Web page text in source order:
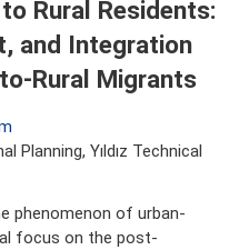
Rural Residents:
and Integration
Rural Migrants
Planning, Yıldız Technical
phenomenon of urban-
focus on the post-